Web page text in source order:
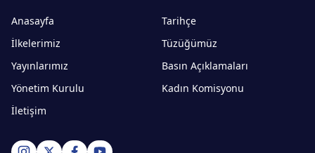
Anasayfa
Tarihçe
İlkelerimiz
Tüzüğümüz
Yayınlarımız
Basın Açıklamaları
Yönetim Kurulu
Kadın Komisyonu
İletişim